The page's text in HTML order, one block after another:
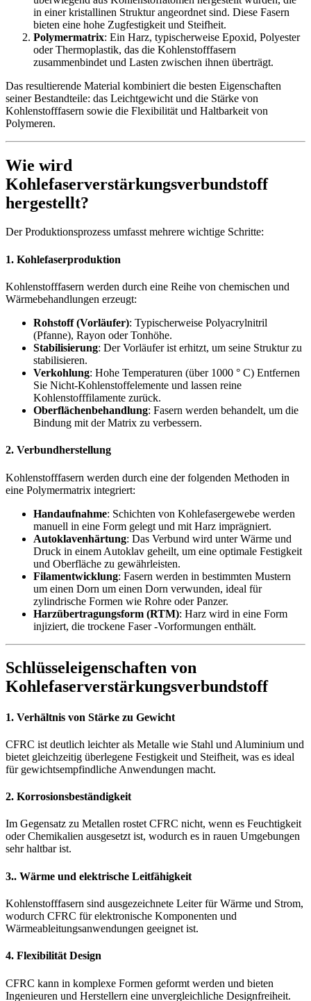
in einer kristallinen Struktur angeordnet sind. Diese Fasern
bieten eine hohe Zugfestigkeit und Steifheit.
Polymermatrix: Ein Harz, typischerweise Epoxid, Polyester
oder Thermoplastik, das die Kohlenstofffasern
zusammenbindet und Lasten zwischen ihnen überträgt.
Das resultierende Material kombiniert die besten Eigenschaften
seiner Bestandteile: das Leichtgewicht und die Stärke von
Kohlenstofffasern sowie die Flexibilität und Haltbarkeit von
Polymeren.
Wie wird
Kohlefaserverstärkungsverbundstoff
hergestellt?
Der Produktionsprozess umfasst mehrere wichtige Schritte:
1. Kohlefaserproduktion
Kohlenstofffasern werden durch eine Reihe von chemischen und
Wärmebehandlungen erzeugt:
Rohstoff (Vorläufer): Typischerweise Polyacrylnitril
(Pfanne), Rayon oder Tonhöhe.
Stabilisierung: Der Vorläufer ist erhitzt, um seine Struktur zu
stabilisieren.
Verkohlung: Hohe Temperaturen (über 1000 ° C) Entfernen
Sie Nicht-Kohlenstoffelemente und lassen reine
Kohlenstofffilamente zurück.
Oberflächenbehandlung: Fasern werden behandelt, um die
Bindung mit der Matrix zu verbessern.
2. Verbundherstellung
Kohlenstofffasern werden durch eine der folgenden Methoden in
eine Polymermatrix integriert:
Handaufnahme: Schichten von Kohlefasergewebe werden
manuell in eine Form gelegt und mit Harz imprägniert.
Autoklavenhärtung: Das Verbund wird unter Wärme und
Druck in einem Autoklav geheilt, um eine optimale Festigkeit
und Oberfläche zu gewährleisten.
Filamentwicklung: Fasern werden in bestimmten Mustern
um einen Dorn um einen Dorn verwunden, ideal für
zylindrische Formen wie Rohre oder Panzer.
Harzübertragungsform (RTM): Harz wird in eine Form
injiziert, die trockene Faser -Vorformungen enthält.
Schlüsseleigenschaften von
Kohlefaserverstärkungsverbundstoff
1. Verhältnis von Stärke zu Gewicht
CFRC ist deutlich leichter als Metalle wie Stahl und Aluminium und
bietet gleichzeitig überlegene Festigkeit und Steifheit, was es ideal
für gewichtsempfindliche Anwendungen macht.
2. Korrosionsbeständigkeit
Im Gegensatz zu Metallen rostet CFRC nicht, wenn es Feuchtigkeit
oder Chemikalien ausgesetzt ist, wodurch es in rauen Umgebungen
sehr haltbar ist.
3.. Wärme und elektrische Leitfähigkeit
Kohlenstofffasern sind ausgezeichnete Leiter für Wärme und Strom,
wodurch CFRC für elektronische Komponenten und
Wärmeableitungsanwendungen geeignet ist.
4. Flexibilität Design
CFRC kann in komplexe Formen geformt werden und bieten
Ingenieuren und Herstellern eine unvergleichliche Designfreiheit.